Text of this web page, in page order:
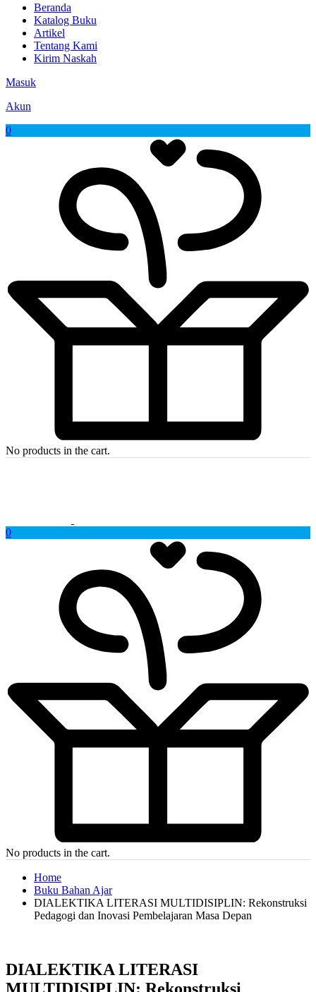
Beranda
Katalog Buku
Artikel
Tentang Kami
Kirim Naskah
Masuk
Akun
0
No products in the cart.
0
No products in the cart.
Home
Buku Bahan Ajar
DIALEKTIKA LITERASI MULTIDISIPLIN: Rekonstruksi
Pedagogi dan Inovasi Pembelajaran Masa Depan
DIALEKTIKA LITERASI
MULTIDISIPLIN: Rekonstruksi